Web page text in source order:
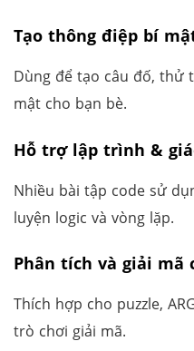
Tạo thông điệp bí
Dùng để tạo câu đố, thử
mật cho bạn bè.
Hỗ trợ lập trình &
Nhiều bài tập code sử
luyện logic và vòng lặp.
Phân tích và giải mã
Thích hợp cho puzzle,
trò chơi giải mã.